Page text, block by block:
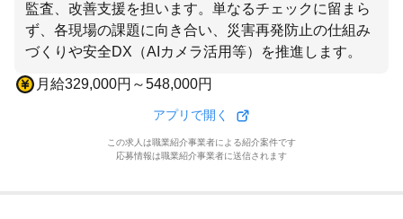
監査、改善支援を担います。単なるチェックに留まら
ず、各現場の課題に向き合い、災害再発防止の仕組み
づくりや安全DX（AIカメラ活用等）を推進します。
月給329,000円～548,000円
アプリで開く
この求人は職業紹介事業者による紹介案件です
応募情報は職業紹介事業者に送信されます